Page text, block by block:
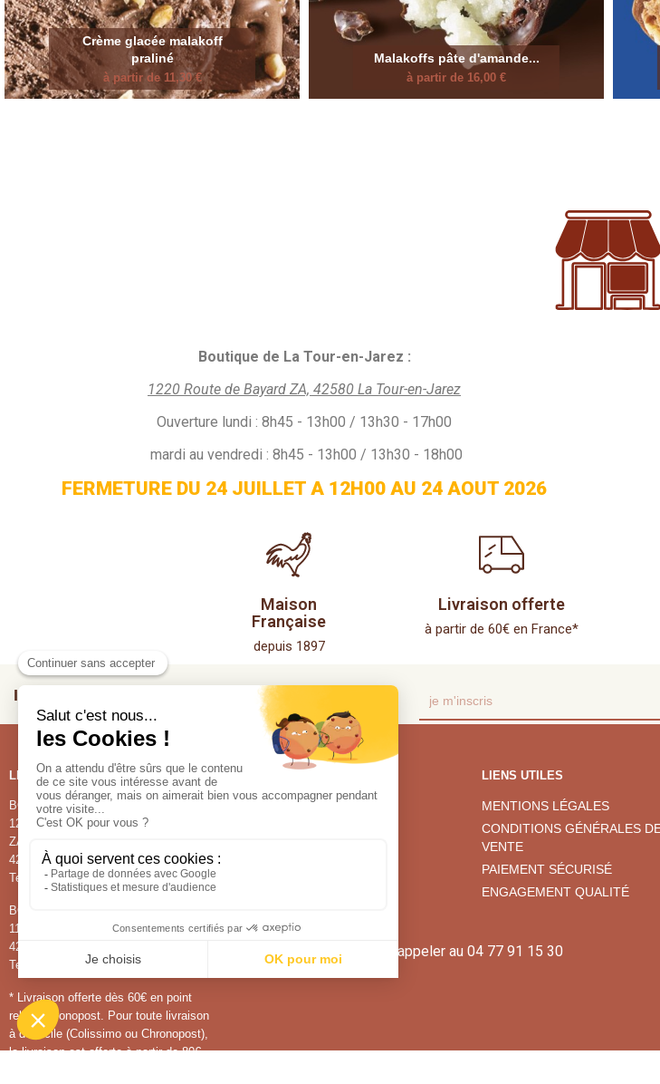
Crème glacée malakoff
praliné
à partir de 11,30 €
Malakoffs pâte d'amande...
à partir de 16,00 €
Boutique de La Tour-en-Jarez :
1220 Route de Bayard ZA, 42580 La Tour-en-Jarez
Ouverture lundi : 8h45 - 13h00 / 13h30 - 17h00
mardi au vendredi : 8h45 - 13h00 / 13h30 - 18h00
FERMETURE DU 24 JUILLET A 12H00 AU 24 AOUT 2026
Maison
Française
depuis 1897
Livraison offerte
à partir de 60€ en France*
INSCRIVEZ VOUS À NOTRE NEWSLETTER
LES BOUTIQUES
BOUTIQUE DE LA CHOCOLATERIE
1220, route de Bayard
ZA de Châteaubon
42580 La Tour-en-Jarez
Tel : 04 77 91 15 30
BOUTIQUE DE SAINT-ETIENNE
11, place du peuple
42000 Saint-Etienne
Tel : 04 77 32 53 23
* Livraison offerte dès 60€ en point
relais Chronopost. Pour toute livraison
à domicile (Colissimo ou Chronopost),
la livraison est offerte à partir de 80€.
NOS PRODUITS
NOS CHOCOLATS
LIENS UTILES
MENTIONS LÉGALES
CONDITIONS GÉNÉRALES
VENTE
PAIEMENT SÉCURISÉ
ENGAGEMENT QUALITÉ
Pour tout renseignement appeler au 04 77 91 15 30